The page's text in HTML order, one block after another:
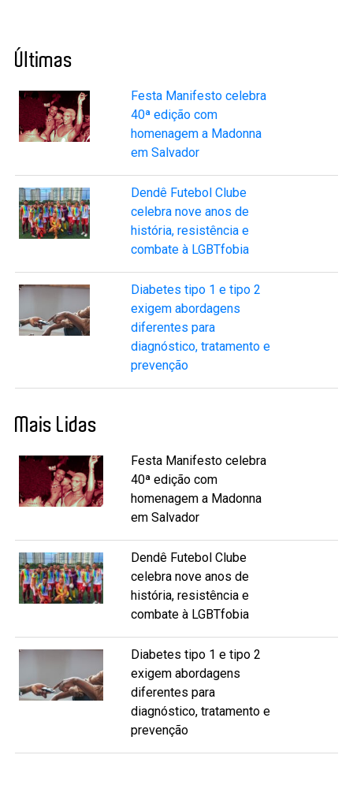
Últimas
Festa Manifesto celebra
40ª edição com
homenagem a Madonna
em Salvador
Dendê Futebol Clube
celebra nove anos de
história, resistência e
combate à LGBTfobia
Diabetes tipo 1 e tipo 2
exigem abordagens
diferentes para
diagnóstico, tratamento e
prevenção
Mais Lidas
Festa Manifesto celebra
40ª edição com
homenagem a Madonna
em Salvador
Dendê Futebol Clube
celebra nove anos de
história, resistência e
combate à LGBTfobia
Diabetes tipo 1 e tipo 2
exigem abordagens
diferentes para
diagnóstico, tratamento e
prevenção